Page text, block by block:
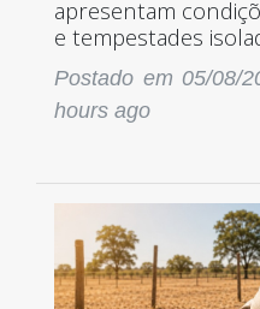
apresentam
e tempestades
Postado em 05/08/
hours ago